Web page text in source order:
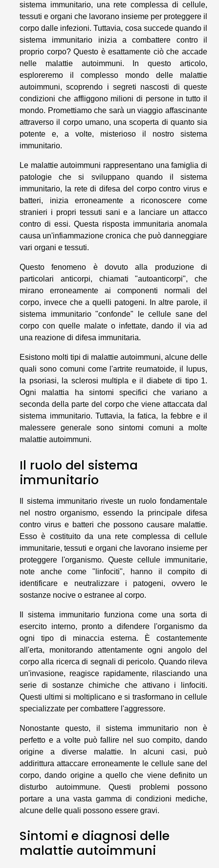
sistema immunitario, una rete complessa di cellule,
tessuti e organi che lavorano insieme per proteggere il
corpo dalle infezioni. Tuttavia, cosa succede quando il
sistema immunitario inizia a combattere contro il
proprio corpo? Questo è esattamente ciò che accade
nelle malattie autoimmuni. In questo articolo,
esploreremo il complesso mondo delle malattie
autoimmuni, scoprendo i segreti nascosti di queste
condizioni che affliggono milioni di persone in tutto il
mondo. Promettiamo che sarà un viaggio affascinante
attraverso il corpo umano, una scoperta di quanto sia
potente e, a volte, misterioso il nostro sistema
immunitario.
Le malattie autoimmuni rappresentano una famiglia di
patologie che si sviluppano quando il sistema
immunitario, la rete di difesa del corpo contro virus e
batteri, inizia erroneamente a riconoscere come
stranieri i propri tessuti sani e a lanciare un attacco
contro di essi. Questa risposta immunitaria anomala
causa un'infiammazione cronica che può danneggiare
vari organi e tessuti.
Questo fenomeno è dovuto alla produzione di
particolari anticorpi, chiamati "autoanticorpi", che
mirano erroneamente ai componenti normali del
corpo, invece che a quelli patogeni. In altre parole, il
sistema immunitario "confonde" le cellule sane del
corpo con quelle malate o infettate, dando il via ad
una reazione di difesa immunitaria.
Esistono molti tipi di malattie autoimmuni, alcune delle
quali sono comuni come l'artrite reumatoide, il lupus,
la psoriasi, la sclerosi multipla e il diabete di tipo 1.
Ogni malattia ha sintomi specifici che variano a
seconda della parte del corpo che viene attaccata dal
sistema immunitario. Tuttavia, la fatica, la febbre e il
malessere generale sono sintomi comuni a molte
malattie autoimmuni.
Il ruolo del sistema
immunitario
Il sistema immunitario riveste un ruolo fondamentale
nel nostro organismo, essendo la principale difesa
contro virus e batteri che possono causare malattie.
Esso è costituito da una rete complessa di cellule
immunitarie, tessuti e organi che lavorano insieme per
proteggere l'organismo. Queste cellule immunitarie,
note anche come "linfociti", hanno il compito di
identificare e neutralizzare i patogeni, ovvero le
sostanze nocive o estranee al corpo.
Il sistema immunitario funziona come una sorta di
esercito interno, pronto a difendere l'organismo da
ogni tipo di minaccia esterna. È costantemente
all'erta, monitorando attentamente ogni angolo del
corpo alla ricerca di segnali di pericolo. Quando rileva
un'invasione, reagisce rapidamente, rilasciando una
serie di sostanze chimiche che attivano i linfociti.
Questi ultimi si moltiplicano e si trasformano in cellule
specializzate per combattere l'aggressore.
Nonostante questo, il sistema immunitario non è
perfetto e a volte può fallire nel suo compito, dando
origine a diverse malattie. In alcuni casi, può
addirittura attaccare erroneamente le cellule sane del
corpo, dando origine a quello che viene definito un
disturbo autoimmune. Questi problemi possono
portare a una vasta gamma di condizioni mediche,
alcune delle quali possono essere gravi.
Sintomi e diagnosi delle
malattie autoimmuni